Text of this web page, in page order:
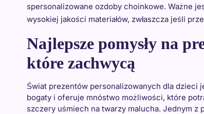
spersonalizowane ozdoby choinkowe. Ważne
wysokiej jakości materiałów, zwłaszcza jeśli
Najlepsze pomysły na
które zachwycą
Świat prezentów personalizowanych dla dzieci
bogaty i oferuje mnóstwo możliwości, które
szczery uśmiech na twarzy malucha. Jednym z